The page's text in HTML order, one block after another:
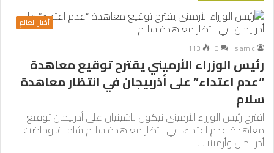
أخبار العالم
islamic
0
113
رئيس الوزراء الأرميني يقترح توقيع معاهدة
“عدم اعتداء” على أذربيجان في انتظار معاهدة
سلام
اقترح رئيس الوزراء الأرميني نيكول باشينيان على أذربيجان توقيع
معاهدة عدم اعتداء، في انتظار معاهدة سلام شاملة. وخاضت
أذربيجان وأرمينيا…